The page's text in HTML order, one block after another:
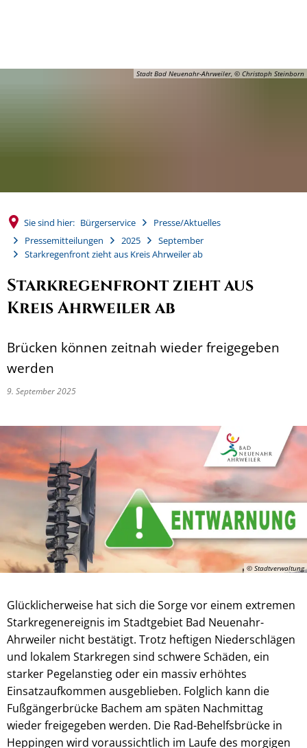
Stadt Bad Neuenahr-Ahrweiler, © Christoph Steinborn
Sie sind hier: Bürgerservice
Presse/Aktuelles
Pressemitteilungen
2025
September
Starkregenfront zieht aus Kreis Ahrweiler ab
Starkregenfront zieht aus
Kreis Ahrweiler ab
Brücken können zeitnah wieder freigegeben
werden
9. September 2025
© Stadtverwaltung
Glücklicherweise hat sich die Sorge vor einem extremen
Starkregenereignis im Stadtgebiet Bad Neuenahr-
Ahrweiler nicht bestätigt. Trotz heftigen Niederschlägen
und lokalem Starkregen sind schwere Schäden, ein
starker Pegelanstieg oder ein massiv erhöhtes
Einsatzaufkommen ausgeblieben. Folglich kann die
Fußgängerbrücke Bachem am späten Nachmittag
wieder freigegeben werden. Die Rad-Behelfsbrücke in
Heppingen wird voraussichtlich im Laufe des morgigen